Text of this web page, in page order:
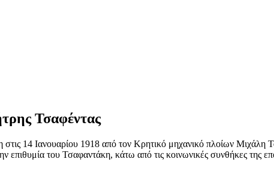
Τσαφέντας
14 Ιανουαρίου 1918 από τον Κρητικό μηχανικό πλοίων Μιχάλη
του Τσαφαντάκη, κάτω από τις κοινωνικές συνθήκες της